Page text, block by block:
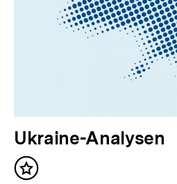
Ukraine-Analysen
Inhalt